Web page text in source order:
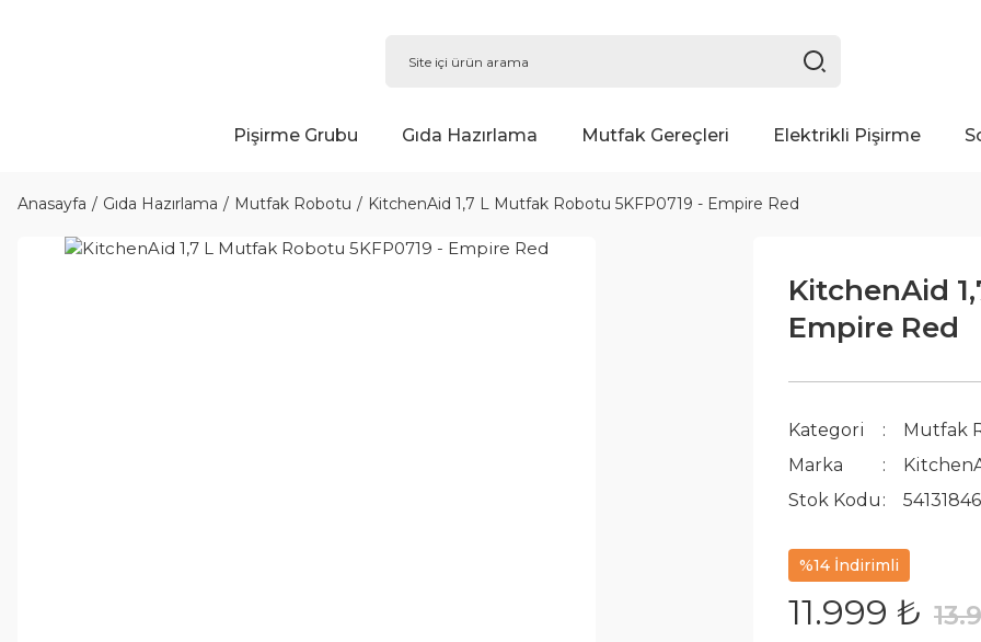
Pişirme Grubu Gıda Hazırlama Mutfak Gereçleri Elektrikli Pişirme
Anasayfa Gıda Hazırlama Mutfak Robotu KitchenAid 1,7 L Mutfak Robotu 5KFP0719 - Empire Red
KitchenAid
Empire Red
Kategori
Mutfak
Marka
Stok Kodu
%14 İndirimli
11.999 ₺